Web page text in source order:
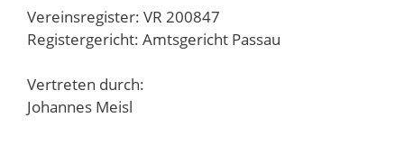
Vereinsregister: VR 200847
Registergericht: Amtsgericht Passau
Vertreten durch:
Johannes Meisl